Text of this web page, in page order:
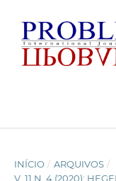
INÍCIO / ARQUIVOS /
V. 11 N. 4 (2020):